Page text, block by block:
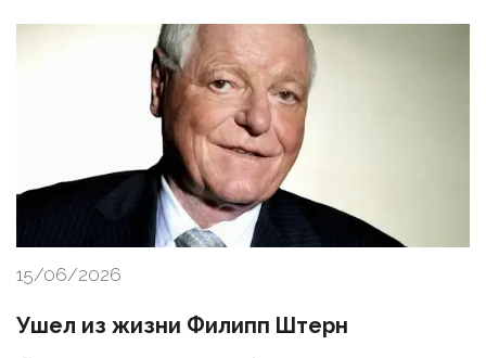
15/06/2026
Ушел из жизни Филипп Штерн